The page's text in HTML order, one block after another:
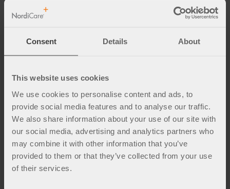
Consent Details About
This website uses cookies
We use cookies to personalise content and ads, to
provide social media features and to analyse our traffic.
We also share information about your use of our site with
our social media, advertising and analytics partners who
may combine it with other information that you’ve
provided to them or that they’ve collected from your use
of their services.
Ronja Halvfabrikat ryggstøtte
Stabilt tøykorsett med elastiske
kr0
Riktig støtte for ryggen
Våre ulike modeller av ryggstøtter passer til ulike